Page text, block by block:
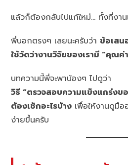
แล้วก็ต้องกลับไปแก้ใหม่… ทั้งที่งา
พี่บอกตรงๆ เลยนะครับว่า ข้อเสน
ใช้วัดว่างานวิจัยของเรามี “คุณค่
บทความนี้พี่จะพาน้องๆ ไปดูว่า
วิธี “ตรวจสอบความแข็งแกร่งข
ต้องเช็กอะไรบ้าง เพื่อให้งานดูมือ
ง่ายขึ้นครับ